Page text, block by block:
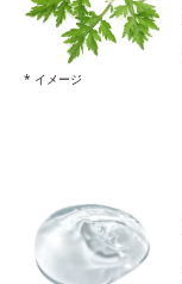
* イメージ